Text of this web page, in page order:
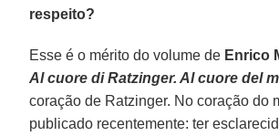
respeito?
Esse é o mérito do volume de Enrico
Al cuore di Ratzinger. Al cuore del
coração de Ratzinger. No coração do
publicado recentemente: ter